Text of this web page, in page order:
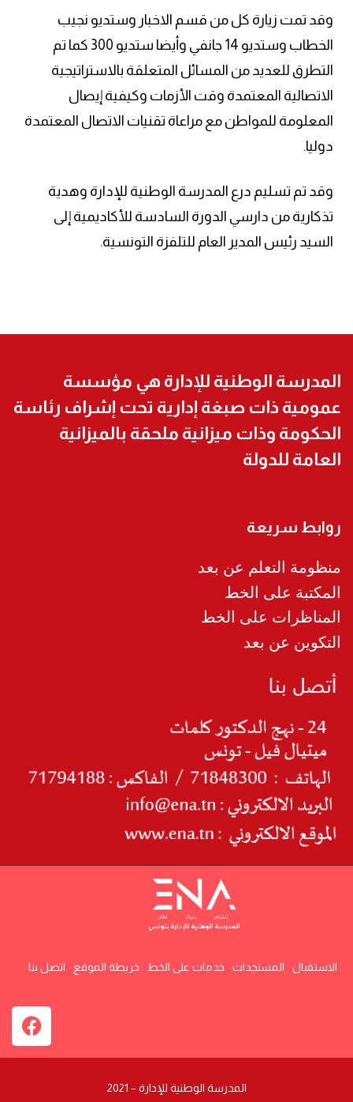
وقد تمت زيارة كل من قسم الاخبار وستديو نجيب
الخطاب وستديو 14 جانفي وأيضا ستديو 300 كما تم
التطرق للعديد من المسائل المتعلقة بالاستراتيجية
الاتصالية المعتمدة وقت الأزمات وكيفية إيصال
المعلومة للمواطن مع مراعاة تقنيات الاتصال المعتمدة
دوليا.
وقد تم تسليم درع المدرسة الوطنية للإدارة وهدية
تذكارية من دارسي الدورة السادسة للأكاديمية إلى
السيد رئيس المدير العام للتلفزة التونسية.
المدرسة الوطنية للإدارة هي مؤسسة
عمومية ذات صبغة إدارية تحت إشراف رئاسة
الحكومة وذات ميزانية ملحقة بالميزانية
العامة للدولة
روابط سريعة
منظومة التعلم عن بعد
المكتبة على الخط
المناظرات على الخط
التكوين عن بعد
الاستقبال المستجدات خدمات على الخط خريطة الموقع اتصل بنا
المدرسة الوطنية للإدارة – 2021